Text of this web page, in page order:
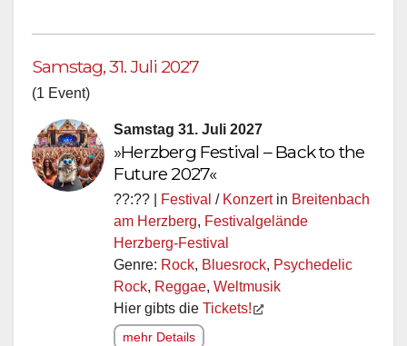
Samstag, 31. Juli 2027
(1 Event)
Samstag 31. Juli 2027
»Herzberg Festival – Back to the
Future 2027«
??:?? | Festival / Konzertin Breitenbach
am Herzberg, Festivalgelände
Herzberg-Festival
Genre: Rock, Bluesrock, Psychedelic
Rock, Reggae, Weltmusik
Hier gibts die Tickets!
mehr Details